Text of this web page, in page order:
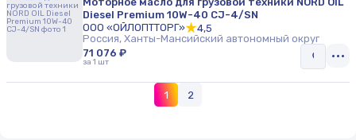
Diesel Premium 10W-40 CJ-4/SN
ООО «ОЙЛОПТТОРГ»
4,5
Россия, Ханты-Мансийский автономный округ
71 076 ₽
за 1 шт
1 2